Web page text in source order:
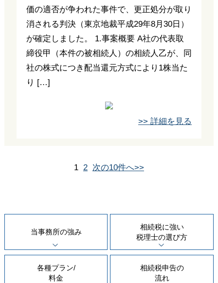
価の適否が争われた事件で、更正処分が取り
消される判決（東京地裁平成29年8月30日）
が確定しました。 1.事案概要 A社の代表取
締役甲（本件の被相続人）の相続人乙が、同
社の株式につき配当還元方式により1株当た
り […]
>> 詳細を見る
1 2 次の10件へ>>
当事務所の強み
相続税に強い
税理士の選び方
各種プラン/
料金
相続税申告の
流れ